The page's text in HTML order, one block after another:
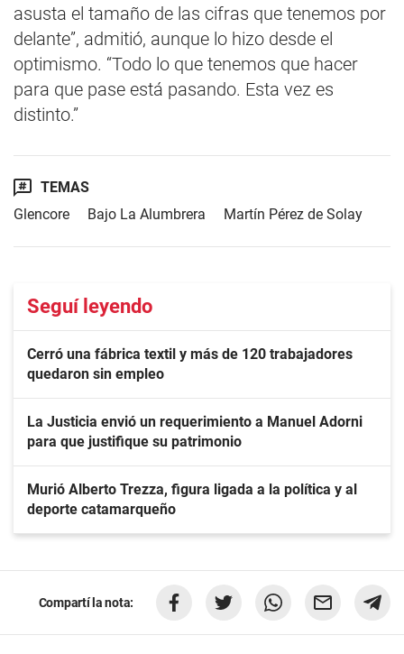
asusta el tamaño de las cifras que tenemos por
delante”, admitió, aunque lo hizo desde el
optimismo. “Todo lo que tenemos que hacer
para que pase está pasando. Esta vez es
distinto.”
TEMAS
Glencore
Bajo La Alumbrera Martín Pérez de Solay
Seguí leyendo
Cerró una fábrica textil y más de 120 trabajadores
quedaron sin empleo
La Justicia envió un requerimiento a Manuel Adorni
para que justifique su patrimonio
Murió Alberto Trezza, figura ligada a la política y al
deporte catamarqueño
Compartí la nota: